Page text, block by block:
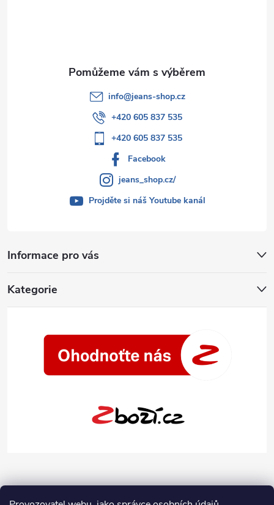
Informace pro vás
Kategorie
info@jeans-shop.cz
+420 605 837 535
+420 605 837 535
Facebook
jeans_shop.cz/
Projděte si náš Youtube kanál